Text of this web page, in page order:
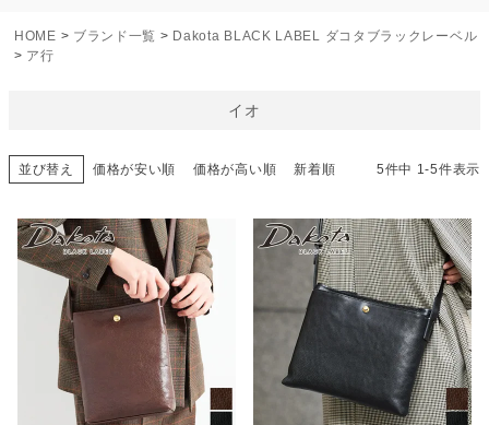
HOME ブランド一覧
Dakota BLACK LABEL ダコタブラックレーベル
ア行
イオ
並び替え 価格が安い順 価格が高い順 新着順 5件中 1-5件表示